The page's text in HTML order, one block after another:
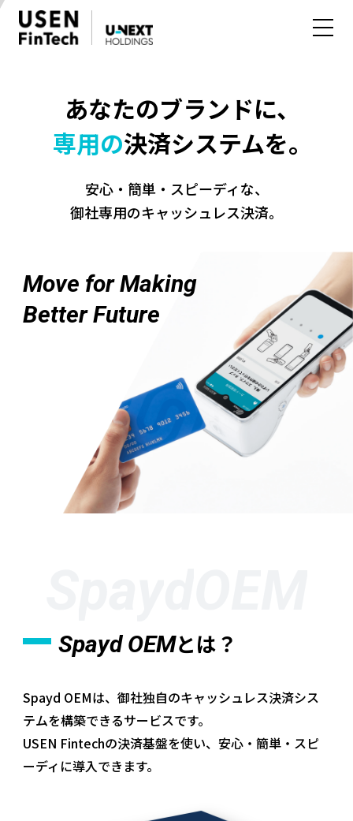
あなたのブランドに、
専用の決済システムを。
安心・簡単・スピーディな、
御社専用のキャッシュレス決済。
Move for Making
Better Future
Spayd OEMとは？
Spayd OEMは、御社独自のキャッシュレス決済シス
テムを構築できるサービスです。
USEN Fintechの決済基盤を使い、安心・簡単・スピ
ーディに導入できます。